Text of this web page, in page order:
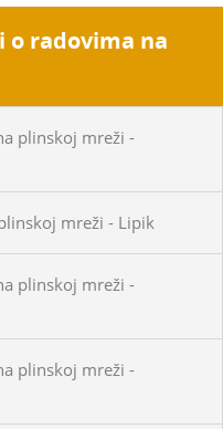
o radovima na
plinskoj mreži -
mreži - Lipik
plinskoj mreži -
plinskoj mreži -